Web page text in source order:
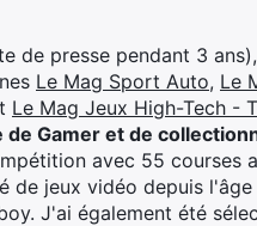
de presse pendant 3
Le Mag Sport Auto, Le
Le Mag Jeux High-Tech -
de Gamer et de
avec 55 courses
de jeux vidéo depuis
J'ai également été